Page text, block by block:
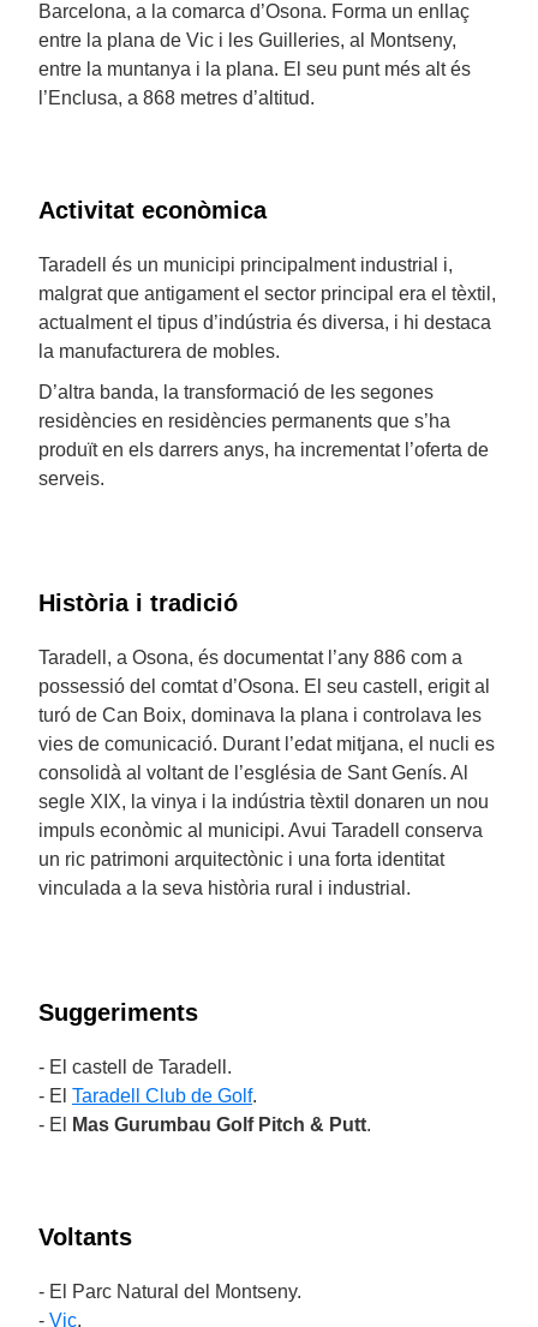
Barcelona, a la comarca d’Osona. Forma un enllaç
entre la plana de Vic i les Guilleries, al Montseny,
entre la muntanya i la plana. El seu punt més alt és
l’Enclusa, a 868 metres d’altitud.
Activitat econòmica
Taradell és un municipi principalment industrial i,
malgrat que antigament el sector principal era el tèxtil,
actualment el tipus d’indústria és diversa, i hi destaca
la manufacturera de mobles.
D’altra banda, la transformació de les segones
residències en residències permanents que s’ha
produït en els darrers anys, ha incrementat l’oferta de
serveis.
Història i tradició
Taradell, a Osona, és documentat l’any 886 com a
possessió del comtat d’Osona. El seu castell, erigit al
turó de Can Boix, dominava la plana i controlava les
vies de comunicació. Durant l’edat mitjana, el nucli es
consolidà al voltant de l’església de Sant Genís. Al
segle XIX, la vinya i la indústria tèxtil donaren un nou
impuls econòmic al municipi. Avui Taradell conserva
un ric patrimoni arquitectònic i una forta identitat
vinculada a la seva història rural i industrial.
Suggeriments
- El castell de Taradell.
- El Taradell Club de Golf.
- El
Mas Gurumbau Golf Pitch & Putt.
Voltants
- El Parc Natural del Montseny.
- Vic.